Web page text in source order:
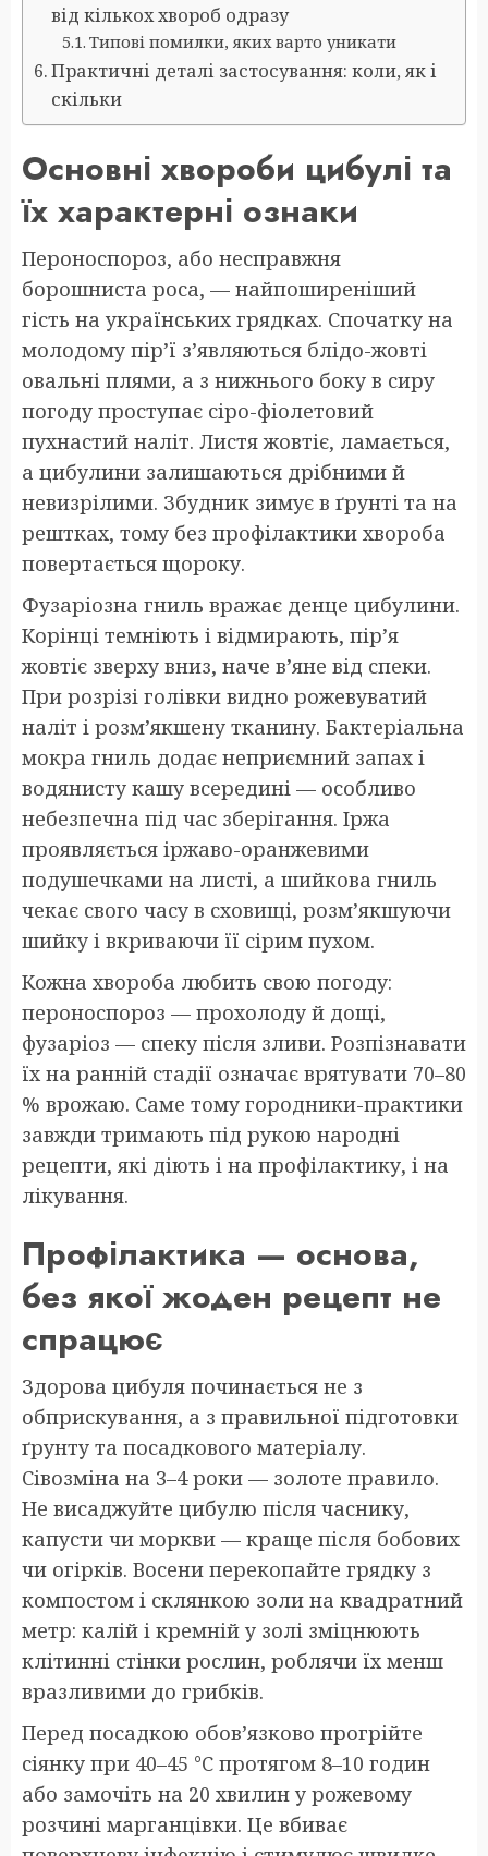
від кількох хвороб одразу
Типові помилки, яких варто уникати
Практичні деталі застосування: коли, як і
скільки
Основні хвороби цибулі та
їх характерні ознаки
Пероноспороз, або несправжня
борошниста роса, — найпоширеніший
гість на українських грядках. Спочатку на
молодому пір’ї з’являються блідо-жовті
овальні плями, а з нижнього боку в сиру
погоду проступає сіро-фіолетовий
пухнастий наліт. Листя жовтіє, ламається,
а цибулини залишаються дрібними й
невизрілими. Збудник зимує в ґрунті та на
рештках, тому без профілактики хвороба
повертається щороку.
Фузаріозна гниль вражає денце цибулини.
Корінці темніють і відмирають, пір’я
жовтіє зверху вниз, наче в’яне від спеки.
При розрізі голівки видно рожевуватий
наліт і розм’якшену тканину. Бактеріальна
мокра гниль додає неприємний запах і
водянисту кашу всередині — особливо
небезпечна під час зберігання. Іржа
проявляється іржаво-оранжевими
подушечками на листі, а шийкова гниль
чекає свого часу в сховищі, розм’якшуючи
шийку і вкриваючи її сірим пухом.
Кожна хвороба любить свою погоду:
пероноспороз — прохолоду й дощі,
фузаріоз — спеку після зливи. Розпізнавати
їх на ранній стадії означає врятувати 70–80
% врожаю. Саме тому городники-практики
завжди тримають під рукою народні
рецепти, які діють і на профілактику, і на
лікування.
Профілактика — основа,
без якої жоден рецепт не
спрацює
Здорова цибуля починається не з
обприскування, а з правильної підготовки
ґрунту та посадкового матеріалу.
Сівозміна на 3–4 роки — золоте правило.
Не висаджуйте цибулю після часнику,
капусти чи моркви — краще після бобових
чи огірків. Восени перекопайте грядку з
компостом і склянкою золи на квадратний
метр: калій і кремній у золі зміцнюють
клітинні стінки рослин, роблячи їх менш
вразливими до грибків.
Перед посадкою обов’язково прогрійте
сіянку при 40–45 °C протягом 8–10 годин
або замочіть на 20 хвилин у рожевому
розчині марганцівки. Це вбиває